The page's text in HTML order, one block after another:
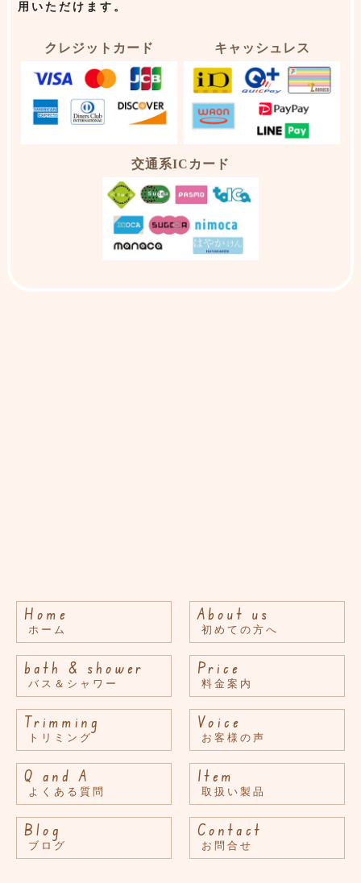
用いただけます。
クレジットカード キャッシュレス
交通系ICカード
Home
ホーム
About us
初めての方へ
bath & shower
バス＆シャワー
Price
料金案内
Trimming
トリミング
Voice
お客様の声
Q and A
よくある質問
Item
取扱い製品
Blog
ブログ
Contact
お問合せ